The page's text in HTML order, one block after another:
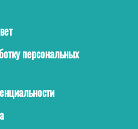
персональных